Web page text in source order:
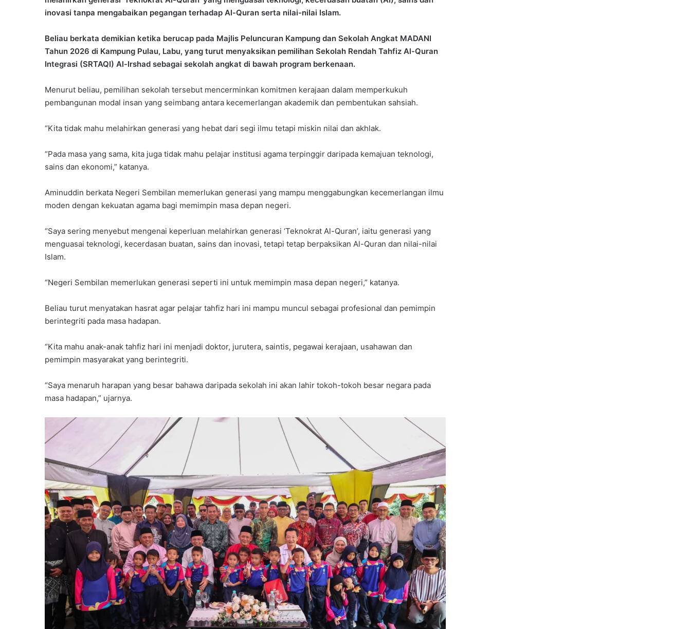
inovasi tanpa mengabaikan pegangan terhadap Al-Quran serta nilai-nilai Islam.
Beliau berkata demikian ketika berucap pada Majlis Peluncuran Kampung dan Sekolah Angkat MADANI
Tahun 2026 di Kampung Pulau, Labu, yang turut menyaksikan pemilihan Sekolah Rendah Tahfiz Al-Quran
Integrasi (SRTAQI) Al-Irshad sebagai sekolah angkat di bawah program berkenaan.
Menurut beliau, pemilihan sekolah tersebut mencerminkan komitmen kerajaan dalam memperkukuh
pembangunan modal insan yang seimbang antara kecemerlangan akademik dan pembentukan sahsiah.
“Kita tidak mahu melahirkan generasi yang hebat dari segi ilmu tetapi miskin nilai dan akhlak.
“Pada masa yang sama, kita juga tidak mahu pelajar institusi agama terpinggir daripada kemajuan teknologi,
sains dan ekonomi,” katanya.
Aminuddin berkata Negeri Sembilan memerlukan generasi yang mampu menggabungkan kecemerlangan ilmu
moden dengan kekuatan agama bagi memimpin masa depan negeri.
“Saya sering menyebut mengenai keperluan melahirkan generasi ‘Teknokrat Al-Quran’, iaitu generasi yang
menguasai teknologi, kecerdasan buatan, sains dan inovasi, tetapi tetap berpaksikan Al-Quran dan nilai-nilai
Islam.
“Negeri Sembilan memerlukan generasi seperti ini untuk memimpin masa depan negeri,” katanya.
Beliau turut menyatakan hasrat agar pelajar tahfiz hari ini mampu muncul sebagai profesional dan pemimpin
berintegriti pada masa hadapan.
“Kita mahu anak-anak tahfiz hari ini menjadi doktor, jurutera, saintis, pegawai kerajaan, usahawan dan
pemimpin masyarakat yang berintegriti.
“Saya menaruh harapan yang besar bahawa daripada sekolah ini akan lahir tokoh-tokoh besar negara pada
masa hadapan,” ujarnya.